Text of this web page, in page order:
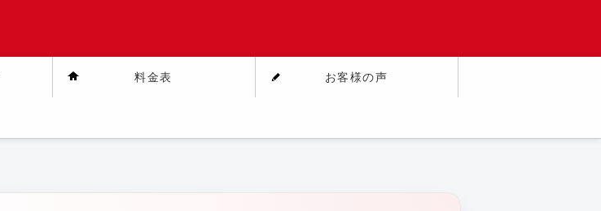
料金表 お客様の声